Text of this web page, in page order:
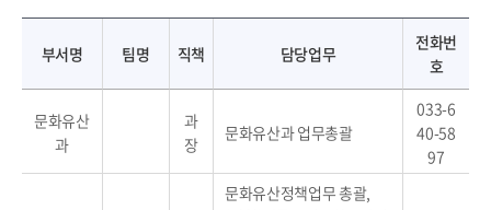
부서명 팀명 직책 담당업무
전화번
호
문화유산
과
과
장
문화유산과 업무총괄
033-6
40-58
97
문화유산정책업무 총괄,